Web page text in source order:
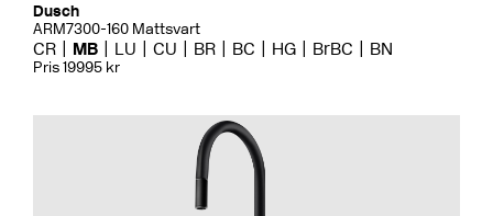
Dusch
ARM7300-160 Mattsvart
CR MB LU CU BR BC HG BrBC BN
Pris 19995 kr